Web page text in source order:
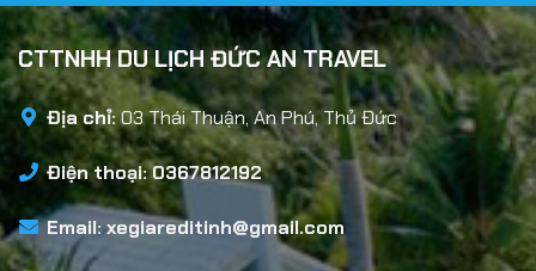
CTTNHH DU LỊCH ĐỨC AN TRAVEL
Địa chỉ:03 Thái Thuận, An Phú, Thủ Đức
Điện thoại: 0367812192
Email: xegiareditinh@gmail.com